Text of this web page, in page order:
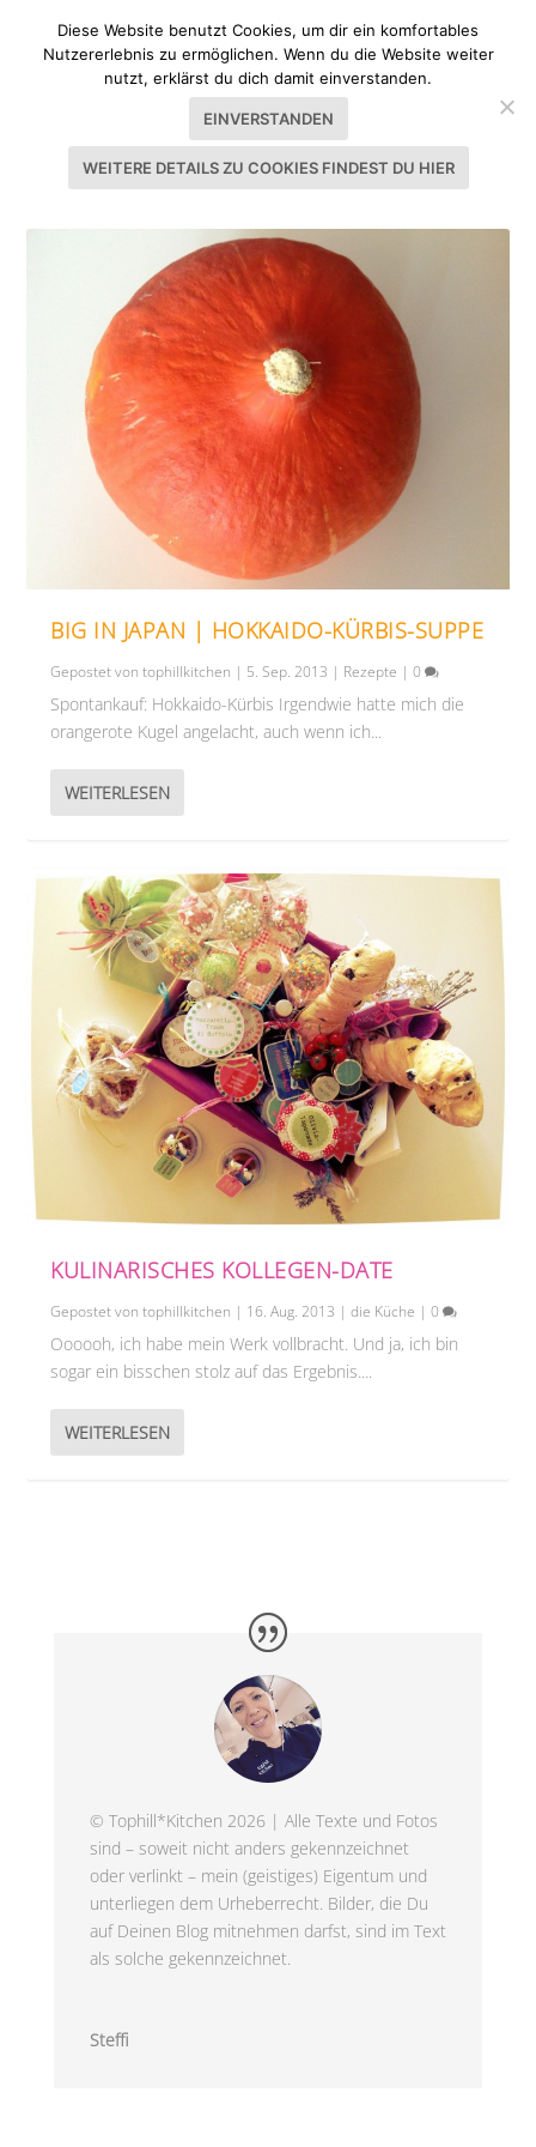
SCHLAGWORT:VORSPEISE
BIG IN JAPAN | HOKKAIDO-KÜRBIS-SUPPE
Gepostet vontophillkitchen | 5. Sep. 2013 | Rezepte |0
Spontankauf: Hokkaido-Kürbis Irgendwie hatte mich die
orangerote Kugel angelacht, auch wenn ich...
WEITERLESEN
KULINARISCHES KOLLEGEN-DATE
Gepostet vontophillkitchen | 16. Aug. 2013 |die Küche |0
Oooooh, ich habe mein Werk vollbracht. Und ja, ich bin
sogar ein bisschen stolz auf das Ergebnis....
WEITERLESEN
© Tophill*Kitchen 2026 | Alle Texte und Fotos
sind – soweit nicht anders gekennzeichnet
oder verlinkt – mein (geistiges) Eigentum und
unterliegen dem Urheberrecht. Bilder, die Du
auf Deinen Blog mitnehmen darfst, sind im Text
als solche gekennzeichnet.
Steffi
Diese Website benutzt Cookies, um dir ein komfortables
Nutzererlebnis zu ermöglichen. Wenn du die Website weiter
nutzt, erklärst du dich damit einverstanden.
EINVERSTANDEN
WEITERE DETAILS ZU COOKIES FINDEST DU HIER